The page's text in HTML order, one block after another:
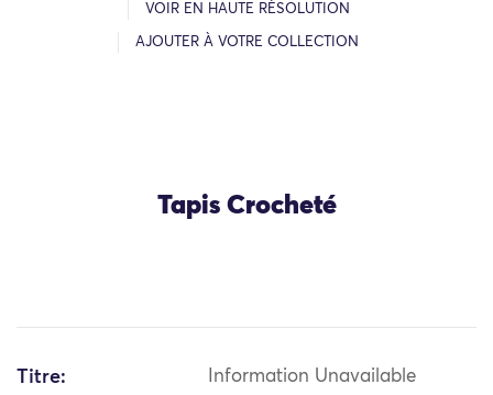
VOIR EN HAUTE RÉSOLUTION
AJOUTER À VOTRE COLLECTION
Tapis Crocheté
Titre: Information Unavailable